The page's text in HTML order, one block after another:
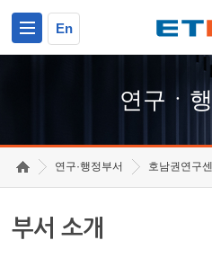
En
연구ㆍ
연구·행정부서 호남권연구
부서 소개